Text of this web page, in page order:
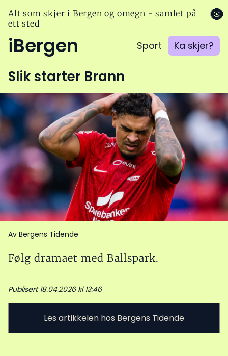
Alt som skjer i Bergen og omegn - samlet på
ett sted
iBergen Sport Ka skjer?
🌚
Slik starter Brann
Av Bergens Tidende
Følg dramaet med Ballspark.
Publisert 18.04.2026 kl 13:46
Les artikkelen hos Bergens Tidende